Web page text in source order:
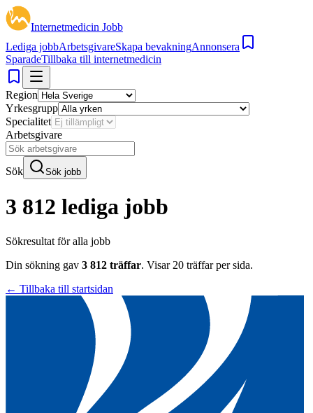
Internetmedicin Jobb
Lediga jobbArbetsgivareSkapa bevakningAnnonsera
SparadeTillbaka till internetmedicin
Region
Yrkesgrupp
Specialitet
Arbetsgivare
Sök Sök jobb
3 812 lediga jobb
Sökresultat föralla jobb
Din sökning gav 3 812 träffar. Visar 20 träffar per sida.
← Tillbaka till startsidan